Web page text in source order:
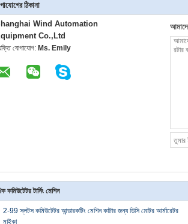
ঠিকানা
Wind Automation
Co.,Ltd
যোগাযোগ: Ms. Emily
কমিউটেটর টার্নিং মেশিন
2-99 স্লটস কমিউটেটর আন্ডারকটিং মেশিন কাটার জন্য ডিসি মোটর আর্মারেটর
মাইকা